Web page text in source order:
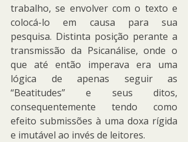
trabalho, se envolver com o texto e
colocá-lo em causa para sua
pesquisa. Distinta posição perante a
transmissão da Psicanálise, onde o
que até então imperava era uma
lógica de apenas seguir as
“Beatitudes” e seus ditos,
consequentemente tendo como
efeito submissões à uma doxa rígida
e imutável ao invés de leitores.